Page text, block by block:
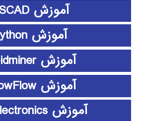
آموزش PSCAD
آموزش python
آموزش rapidminer
آموزش ShowFlow
آموزش SimElectronics